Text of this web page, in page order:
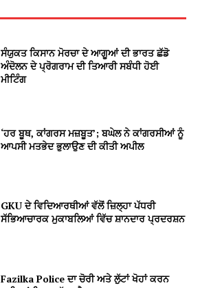
ਸੰਯੁਕਤ ਕਿਸਾਨ ਮੋਰਚਾ ਦੇ ਆਗੂਆਂ ਦੀ ਭਾਰਤ ਛੱਡੋ
ਅੰਦੋਲਨ ਦੇ ਪ੍ਰੋਗਰਾਮ ਦੀ ਤਿਆਰੀ ਸਬੰਧੀ ਹੋਈ
ਮੀਟਿੰਗ
‘ਹਰ ਬੂਥ, ਕਾਂਗਰਸ ਮਜ਼ਬੂਤ’; ਬਘੇਲ ਨੇ ਕਾਂਗਰਸੀਆਂ ਨੂੰ
ਆਪਸੀ ਮਤਭੇਦ ਭੁਲਾਉਣ ਦੀ ਕੀਤੀ ਅਪੀਲ
GKU ਦੇ ਵਿਦਿਆਰਥੀਆਂ ਵੱਲੋਂ ਜ਼ਿਲ੍ਹਾ ਪੱਧਰੀ
ਸੱਭਿਆਚਾਰਕ ਮੁਕਾਬਲਿਆਂ ਵਿੱਚ ਸ਼ਾਨਦਾਰ ਪ੍ਰਦਰਸ਼ਨ
Fazilka Police ਦਾ ਚੋਰੀ ਅਤੇ ਲੁੱਟਾਂ ਖੋਹਾਂ ਕਰਨ